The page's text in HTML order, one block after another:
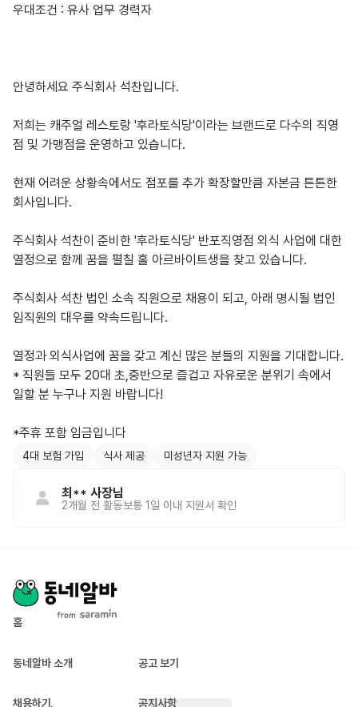
우대조건 : 유사 업무 경력자
안녕하세요 주식회사 석찬입니다.
저희는 캐주얼 레스토랑 '후라토식당'이라는 브랜드로 다수의 직영
점 및 가맹점을 운영하고 있습니다.
현재 어려운 상황속에서도 점포를 추가 확장할만큼 자본금 튼튼한
회사입니다.
주식회사 석찬이 준비한 '후라토식당' 반포직영점 외식 사업에 대한
열정으로 함께 꿈을 펼칠 홀 아르바이트생을 찾고 있습니다.
주식회사 석찬 법인 소속 직원으로 채용이 되고, 아래 명시될 법인
임직원의 대우를 약속드립니다.
열정과 외식사업에 꿈을 갖고 계신 많은 분들의 지원을 기대합니다.
* 직원들 모두 20대 초,중반으로 즐겁고 자유로운 분위기 속에서
일할 분 누구나 지원 바랍니다!
*주휴 포함 임금입니다
4대 보험 가입 식사 제공 미성년자 지원 가능
최** 사장님
2개월 전 활동 보통 1일 이내 지원서 확인
홈
동네알바 소개 공고 보기
채용하기 공지사항